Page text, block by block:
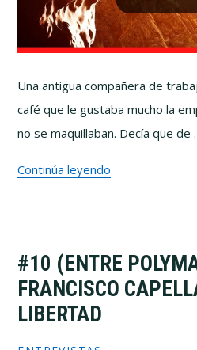
Una antigua compañera de
café que le gustaba mucho la
no se maquillaban. Decía que de
Continúa leyendo
#10 (ENTRE
FRANCISCO
LIBERTAD